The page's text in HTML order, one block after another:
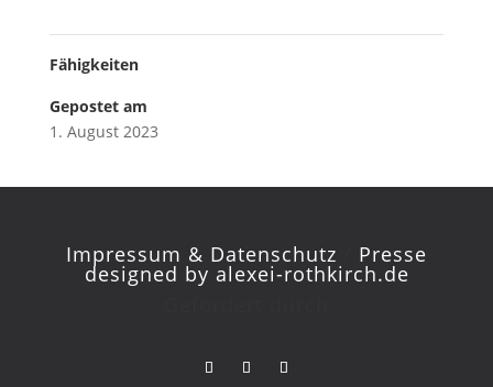
Fähigkeiten
Gepostet am
1. August 2023
Impressum & Datenschutz Presse
designed by alexei-rothkirch.de